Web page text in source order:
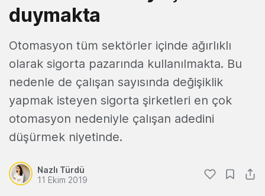
duymakta
Otomasyon tüm sektörler içinde ağırlıklı
olarak sigorta pazarında kullanılmakta. Bu
nedenle de çalışan sayısında değişiklik
yapmak isteyen sigorta şirketleri en çok
otomasyon nedeniyle çalışan adedini
düşürmek niyetinde.
Nazlı Türdü
11 Ekim 2019